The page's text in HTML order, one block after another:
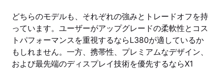
どちらのモデルも、それぞれの強みとトレードオフを持
っています。ユーザーがアップグレードの柔軟性とコス
トパフォーマンスを重視するならL380が適しているか
もしれません。一方、携帯性、プレミアムなデザイン、
および最先端のディスプレイ技術を優先するならX1